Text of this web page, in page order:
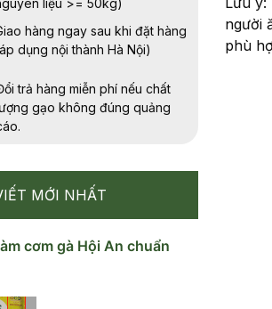
liệu >= 50kg)
hàng ngay sau khi đặt hàng
dụng nội thành Hà Nội)
trả hàng miễn phí nếu chất
gạo không đúng quảng
MỚI NHẤT
cơm gà Hội An chuẩn
người
phù